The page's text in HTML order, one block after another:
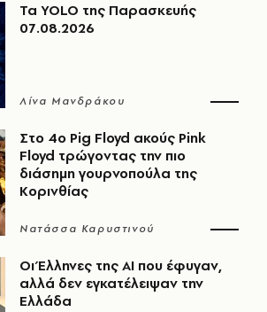
Τα YOLO της Παρασκευής
07.08.2026
Λίνα Μανδράκου
Στο 4ο Pig Floyd ακούς Pink
Floyd τρώγοντας την πιο
διάσημη γουρνοπούλα της
Κορινθίας
Νατάσσα Καρυστινού
Οι Έλληνες της ΑΙ που έφυγαν,
αλλά δεν εγκατέλειψαν την
Ελλάδα